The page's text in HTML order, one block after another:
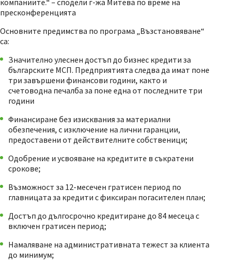
компаниите.“ – сподели г-жа Митева по време на
пресконференцията
Основните предимства по програма „Възстановяване“
са:
Значително улеснен достъп до бизнес кредити за
българските МСП. Предприятията следва да имат поне
три завършени финансови години, както и
счетоводна печалба за поне една от последните три
години
Финансиране без изисквания за материални
обезпечения, с изключение на лични гаранции,
предоставени от действителните собственици;
Одобрение и усвояване на кредитите в съкратени
срокове;
Възможност за 12-месечен гратисен период по
главницата за кредити с фиксиран погасителен план;
Достъп до дългосрочно кредитиране до 84 месеца с
включен гратисен период;
Намаляване на административната тежест за клиента
до минимум;